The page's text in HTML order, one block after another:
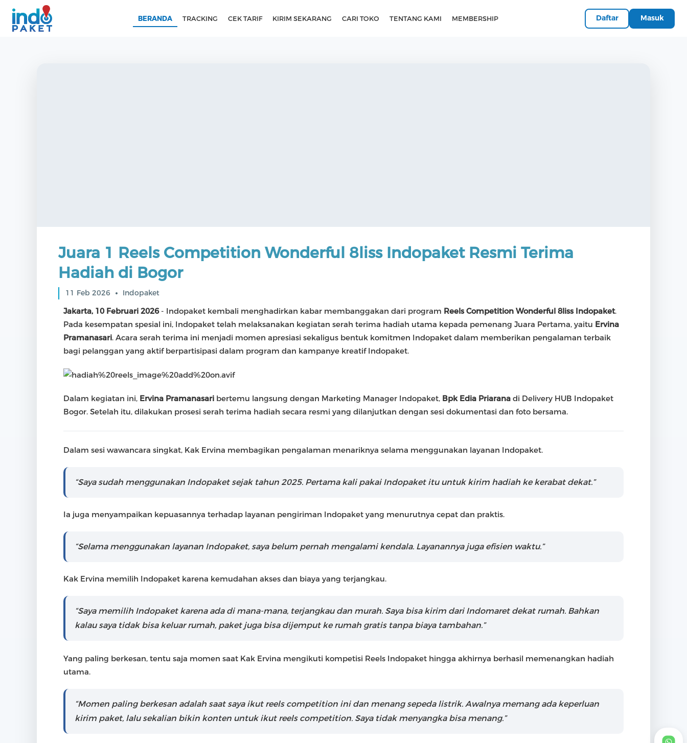
BERANDA TRACKING CEK TARIF KIRIM SEKARANG CARI TOKO TENTANG KAMI MEMBERSHIP Daftar Masuk
Juara 1 Reels Competition Wonderful 8liss Indopaket Resmi Terima
Hadiah di Bogor
11 Feb 2026 Indopaket
Jakarta, 10 Februari 2026- Indopaket kembali menghadirkan kabar membanggakan dari program Reels Competition Wonderful 8liss Indopaket.
Pada kesempatan spesial ini, Indopaket telah melaksanakan kegiatan serah terima hadiah utama kepada pemenang Juara Pertama, yaitu Ervina
Pramanasari. Acara serah terima ini menjadi momen apresiasi sekaligus bentuk komitmen Indopaket dalam memberikan pengalaman terbaik
bagi pelanggan yang aktif berpartisipasi dalam program dan kampanye kreatif Indopaket.
Dalam kegiatan ini, Ervina Pramanasari bertemu langsung dengan Marketing Manager Indopaket, Bpk Edia Priarana di Delivery HUB Indopaket
Bogor. Setelah itu, dilakukan prosesi serah terima hadiah secara resmi yang dilanjutkan dengan sesi dokumentasi dan foto bersama.
Dalam sesi wawancara singkat, Kak Ervina membagikan pengalaman menariknya selama menggunakan layanan Indopaket.
“Saya sudah menggunakan Indopaket sejak tahun 2025. Pertama kali pakai Indopaket itu untuk kirim hadiah ke kerabat dekat.”
Ia juga menyampaikan kepuasannya terhadap layanan pengiriman Indopaket yang menurutnya cepat dan praktis.
“Selama menggunakan layanan Indopaket, saya belum pernah mengalami kendala. Layanannya juga efisien waktu.”
Kak Ervina memilih Indopaket karena kemudahan akses dan biaya yang terjangkau.
“Saya memilih Indopaket karena ada di mana-mana, terjangkau dan murah. Saya bisa kirim dari Indomaret dekat rumah. Bahkan
kalau saya tidak bisa keluar rumah, paket juga bisa dijemput ke rumah gratis tanpa biaya tambahan.”
Yang paling berkesan, tentu saja momen saat Kak Ervina mengikuti kompetisi Reels Indopaket hingga akhirnya berhasil memenangkan hadiah
utama.
“Momen paling berkesan adalah saat saya ikut reels competition ini dan menang sepeda listrik. Awalnya memang ada keperluan
kirim paket, lalu sekalian bikin konten untuk ikut reels competition. Saya tidak menyangka bisa menang.”